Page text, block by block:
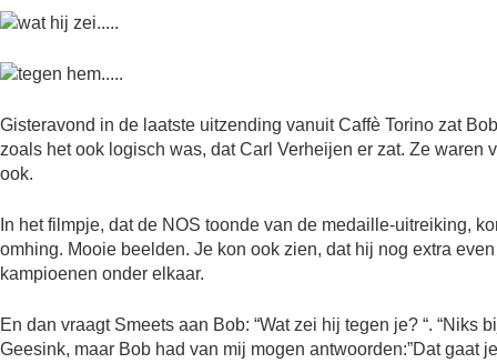
Gisteravond in de laatste uitzending vanuit Caffè Torino zat
zoals het ook logisch was, dat Carl Verheijen er zat. Ze
ook.
In het filmpje, dat de NOS toonde van de medaille-uitreiking,
omhing. Mooie beelden. Je kon ook zien, dat hij nog extra
kampioenen onder elkaar.
En dan vraagt Smeets aan Bob: “Wat zei hij tegen je? “.
Geesink, maar Bob had van mij mogen antwoorden:”Dat gaat